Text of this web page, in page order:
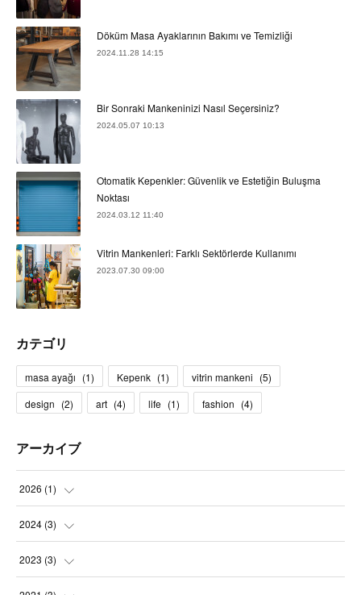
Döküm Masa Ayaklarının Bakımı ve Temizliği
2024.11.28 14:15
Bir Sonraki Mankeninizi Nasıl Seçersiniz?
2024.05.07 10:13
Otomatik Kepenkler: Güvenlik ve Estetiğin Buluşma
Noktası
2024.03.12 11:40
Vitrin Mankenleri: Farklı Sektörlerde Kullanımı
2023.07.30 09:00
カテゴリ
masa ayağı (1) Kepenk (1) vitrin mankeni (5)
design (2) art (4) life (1) fashion (4)
アーカイブ
2026 (1)
( )
2024 (3)
( )
( )
2023 (3)